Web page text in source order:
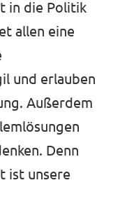
in die Politik
allen eine
und erlauben
Außerdem
Denn
ist unsere